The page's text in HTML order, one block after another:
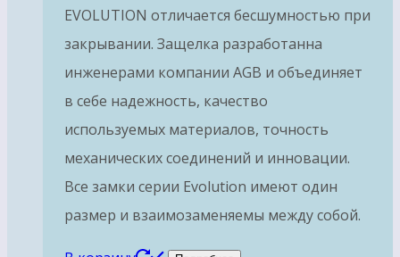
EVOLUTION отличается бесшумностью при
закрывании. Защелка разработанна
инженерами компании AGB и объединяет
в себе надежность, качество
используемых материалов, точность
механических соединений и инновации.
Все замки серии Evolution имеют один
размер и взаимозаменяемы между собой.